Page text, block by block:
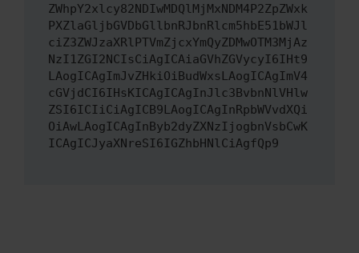
ZWhpY2xlcy82NDIwMDQlMjMxNDM4P2ZpZWxk
PXZlaGljbGVDbGllbnRJbnRlcm5hbE51bWJl
ciZ3ZWJzaXRlPTVmZjcxYmQyZDMwOTM3MjAz
NzI1ZGI2NCIsCiAgICAiaGVhZGVycyI6IHt9
LAogICAgImJvZHkiOiBudWxsLAogICAgImV4
cGVjdCI6IHsKICAgICAgInJlc3BvbnNlVHlw
ZSI6ICIiCiAgICB9LAogICAgInRpbWVvdXQi
OiAwLAogICAgInByb2dyZXNzIjogbnVsbCwK
ICAgICJyaXNreSI6IGZhbHNlCiAgfQp9